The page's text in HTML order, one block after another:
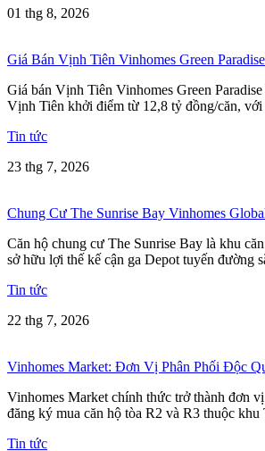
01 thg 8, 2026
Giá Bán Vịnh Tiên Vinhomes Green
Giá bán Vịnh Tiên Vinhomes Green
Vịnh Tiên khởi điểm từ 12,8 tỷ đồng/căn,
Tin tức
23 thg 7, 2026
Chung Cư The Sunrise Bay Vinhomes
Căn hộ chung cư The Sunrise Bay là khu
sở hữu lợi thế kế cận ga Depot tuyến đường
Tin tức
22 thg 7, 2026
Vinhomes Market: Đơn Vị Phân Phối Độc
Vinhomes Market chính thức trở thành đơn
đăng ký mua căn hộ tòa R2 và R3 thuộc khu
Tin tức